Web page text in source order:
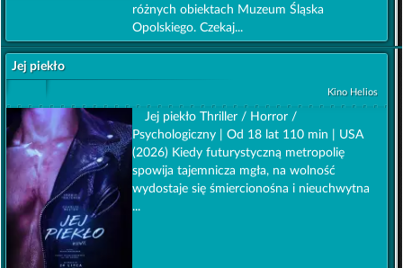
różnych obiektach Muzeum Śląska
Opolskiego. Czekaj...
Jej piekło
Kino Helios
Jej piekło Thriller / Horror /
Psychologiczny | Od 18 lat 110 min | USA
(2026) Kiedy futurystyczną metropolię
spowija tajemnicza mgła, na wolność
wydostaje się śmiercionośna i nieuchwytna
...